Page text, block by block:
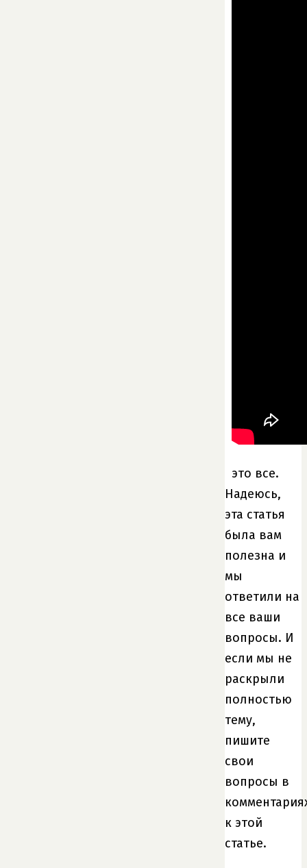
это все.
Надеюсь,
эта статья
была вам
полезна и
мы
ответили на
все ваши
вопросы. И
если мы не
раскрыли
полностью
тему,
пишите
свои
вопросы в
к этой
статье.